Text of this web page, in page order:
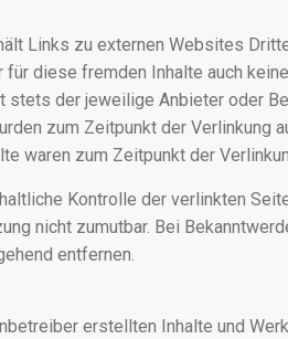
Links zu externen Websites
für diese fremden Inhalte auch
stets der jeweilige Anbieter oder
zum Zeitpunkt der Verlinkung
waren zum Zeitpunkt der
Kontrolle der verlinkten
nicht zumutbar. Bei
entfernen.
erstellten Inhalte und